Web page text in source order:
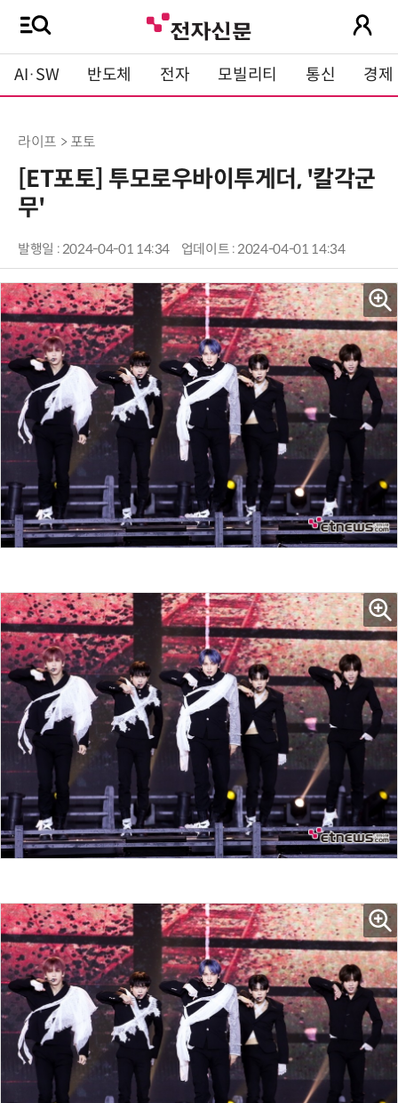
AI·SW 반도체 전자 모빌리티 통신 경제
라이프 > 포토
[ET포토] 투모로우바이투게더, '칼각군
무'
발행일 : 2024-04-01 14:34 업데이트 : 2024-04-01 14:34